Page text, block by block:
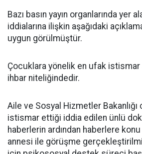
Bazı basın yayın organlarında yer
iddialarına ilişkin aşağıdaki
uygun görülmüştür.
Çocuklara yönelik en ufak
ihbar niteliğindedir.
Aile ve Sosyal Hizmetler Bakanlığı
istismar ettiği iddia edilen ünlü
haberlerin ardından haberlere
annesi ile görüşme